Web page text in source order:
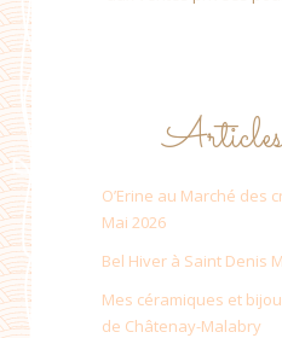
Articles
O’Erine au Marché des
Mai 2026
Bel Hiver à Saint Denis
Mes céramiques et
de Châtenay-Malabry